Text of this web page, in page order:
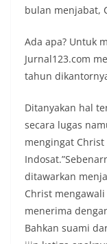
bulan menjabat,
Ada apa? Untuk
Jurnal123.com
tahun
Ditanyakan hal
secara lugas
mengingat
ditawarkan
Christ
menerima
Bahkan suami